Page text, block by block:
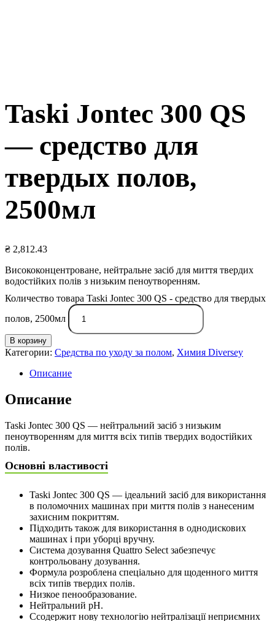
Taski Jontec 300 QS
— средство для
твердых полов,
2500мл
₴ 2,812.43
Висококонцентроване, нейтральне засіб для миття твердих
водостійких полів з низьким пеноутворенням.
Количество товара Taski Jontec 300 QS - средство для твердых
полов, 2500мл
В корзину
Категории: Средства по уходу за полом, Химия Diversey
Описание
Описание
Taski Jontec 300 QS — нейтральний засіб з низьким
пеноутворенням для миття всіх типів твердих водостійких
полів.
Основні властивості
Taski Jontec 300 QS — ідеальний засіб для використання
в поломочних машинах при миття полів з нанесеним
захисним покриттям.
Підходить також для використання в однодискових
машинах і при уборці вручну.
Система дозування Quattro Select забезпечує
контрольовану дозування.
Формула розроблена спеціально для щоденного миття
всіх типів твердих полів.
Низкое пенообразование.
Нейтральний рН.
Ссодержит нову технологію нейтралізації неприємних